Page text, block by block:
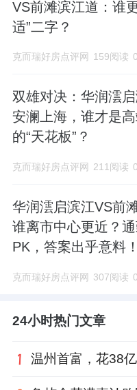
VS前滩滨江道：谁
适”二字？
克而瑞好房点评网 159阅读
双雄对决：华润澐
安澜上海，谁才是
的“天花板”？
克而瑞好房点评网 211阅读
华润澐启滨江VS前
谁离市中心更近？
PK，答案出乎意料！
克而瑞好房点评网 307阅读
24小时热门文章